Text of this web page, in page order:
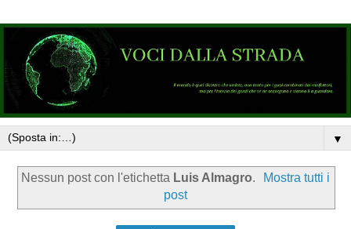
▼
Nessun post con l'etichetta Luis Almagro.
Mostra tutti i
post